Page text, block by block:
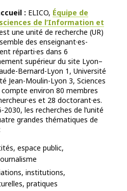
: ELICO, Équipe de
de l’Information et
une unité de recherche (UR)
des enseignant·es-
réparti·es dans 6
supérieur du site Lyon–
Bernard-Lyon 1, Université
Jean-Moulin-Lyon 3, Sciences
compte environ 80 membres
et 28 doctorant·es.
les recherches de l’unité
grandes thématiques de
espace public,
institutions,
pratiques